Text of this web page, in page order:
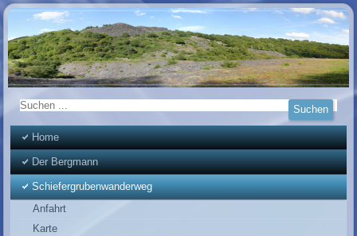
Home
Der Bergmann
Schiefergrubenwanderweg
Anfahrt
Karte